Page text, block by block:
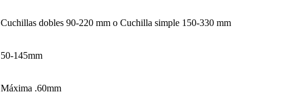
Cuchillas dobles 90-220 mm o Cuchilla simple 150-330 mm
50-145mm
Máxima .60mm